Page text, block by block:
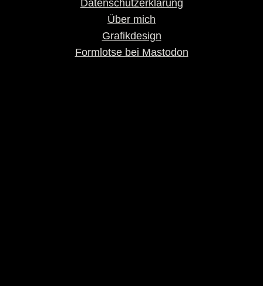
Datenschutzerklärung
Über mich
Grafikdesign
Formlotse bei Mastodon